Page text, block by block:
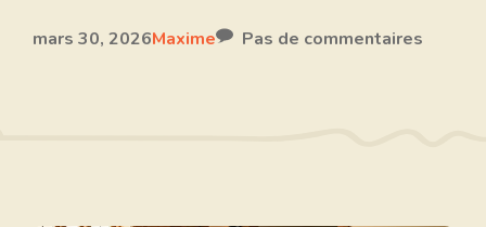
mars 30, 2026Maxime Pas de commentaires